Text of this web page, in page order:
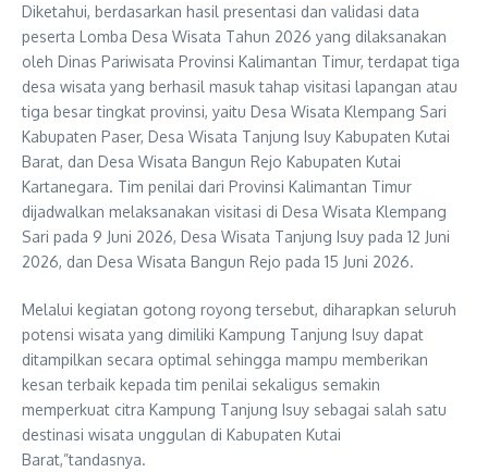
Diketahui, berdasarkan hasil presentasi dan validasi data
peserta Lomba Desa Wisata Tahun 2026 yang dilaksanakan
oleh Dinas Pariwisata Provinsi Kalimantan Timur, terdapat tiga
desa wisata yang berhasil masuk tahap visitasi lapangan atau
tiga besar tingkat provinsi, yaitu Desa Wisata Klempang Sari
Kabupaten Paser, Desa Wisata Tanjung Isuy Kabupaten Kutai
Barat, dan Desa Wisata Bangun Rejo Kabupaten Kutai
Kartanegara. Tim penilai dari Provinsi Kalimantan Timur
dijadwalkan melaksanakan visitasi di Desa Wisata Klempang
Sari pada 9 Juni 2026, Desa Wisata Tanjung Isuy pada 12 Juni
2026, dan Desa Wisata Bangun Rejo pada 15 Juni 2026.
Melalui kegiatan gotong royong tersebut, diharapkan seluruh
potensi wisata yang dimiliki Kampung Tanjung Isuy dapat
ditampilkan secara optimal sehingga mampu memberikan
kesan terbaik kepada tim penilai sekaligus semakin
memperkuat citra Kampung Tanjung Isuy sebagai salah satu
destinasi wisata unggulan di Kabupaten Kutai
Barat,”tandasnya.